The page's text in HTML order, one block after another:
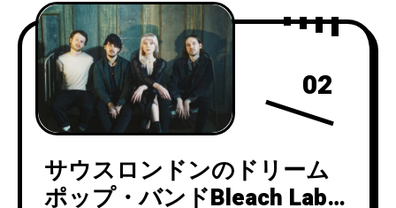
02
サウスロンドンのドリーム
ポップ・バンドBleach Labが